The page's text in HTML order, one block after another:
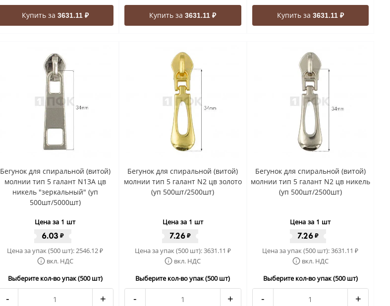
Купить за 3631.11 ₽ Купить за3631.11 ₽ Купить за 3631.11 ₽
Бегунок для спиральной (витой)
молнии тип 5 галант N13A цв
никель "зеркальный" (уп
500шт/5000шт)
Цена за 1 шт
6.03 ₽
Цена за упак (500 шт):2546.12₽
вкл. НДС
Выберите кол-во упак (500 шт)
- +
Бегунок для спиральной (витой)
молнии тип 5 галант N2 цв золото
(уп 500шт/2500шт)
Цена за 1 шт
7.26₽
Цена за упак (500 шт):3631.11 ₽
вкл. НДС
Выберите кол-во упак (500 шт)
- +
Бегунок для спиральной (витой)
молнии тип 5 галант N2 цв никель
(уп 500шт/2500шт)
Цена за 1 шт
7.26₽
Цена за упак (500 шт):3631.11₽
вкл. НДС
Выберите кол-во упак (500 шт)
- +